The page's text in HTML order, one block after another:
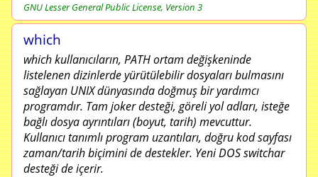
GNU Lesser General Public License, Version 3
which
which kullanıcıların, PATH ortam değişkeninde
listelenen dizinlerde yürütülebilir dosyaları bulmasını
sağlayan UNIX dünyasında doğmuş bir yardımcı
programdır. Tam joker desteği, göreli yol adları, isteğe
bağlı dosya ayrıntıları (boyut, tarih) mevcuttur.
Kullanıcı tanımlı program uzantıları, doğru kod sayfası
zaman/tarih biçimini de destekler. Yeni DOS switchar
desteği de içerir.